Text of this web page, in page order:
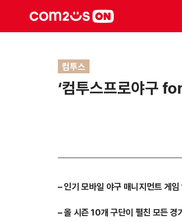
컴투스
‘컴투스프로야구
– 인기 모바일 야구 매니지먼트 게
– 올 시즌 10개 구단이 펼친 모든